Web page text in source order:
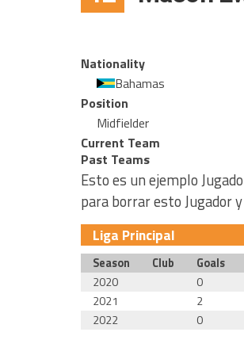
Nationality
Bahamas
Position
Midfielder
Current Team
Past Teams
Esto es un ejemplo
para borrar esto Jugador
Liga Principal
Season Club Goals
2020
0
2021
2
2022
0